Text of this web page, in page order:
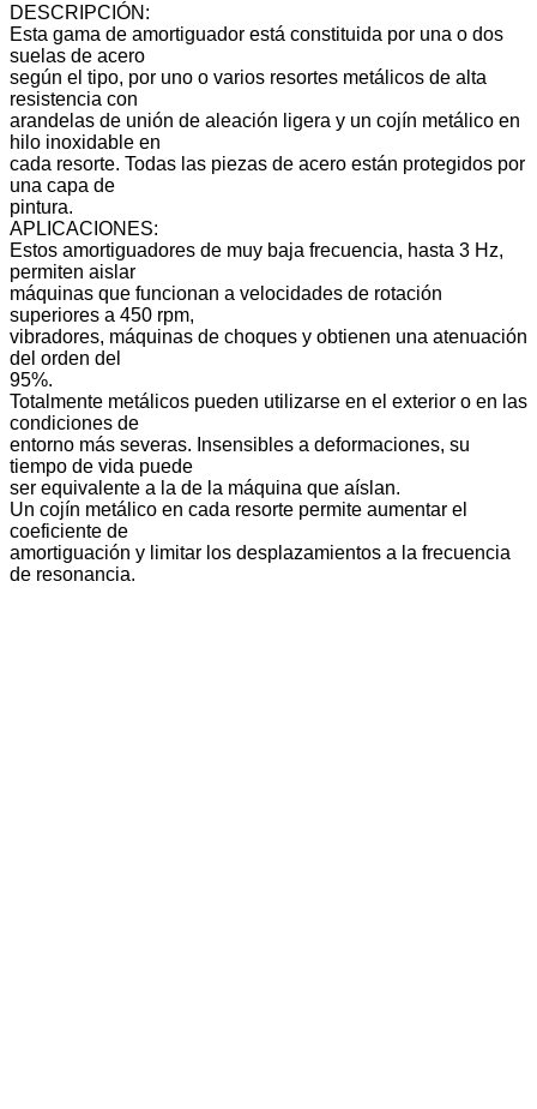
DESCRIPCIÓN:
Esta gama de amortiguador está constituida por una o dos
suelas de acero
según el tipo, por uno o varios resortes metálicos de alta
resistencia con
arandelas de unión de aleación ligera y un cojín metálico en
hilo inoxidable en
cada resorte. Todas las piezas de acero están protegidos por
una capa de
pintura.
APLICACIONES:
Estos amortiguadores de muy baja frecuencia, hasta 3 Hz,
permiten aislar
máquinas que funcionan a velocidades de rotación
superiores a 450 rpm,
vibradores, máquinas de choques y obtienen una atenuación
del orden del
95%.
Totalmente metálicos pueden utilizarse en el exterior o en las
condiciones de
entorno más severas. Insensibles a deformaciones, su
tiempo de vida puede
ser equivalente a la de la máquina que aíslan.
Un cojín metálico en cada resorte permite aumentar el
coeficiente de
amortiguación y limitar los desplazamientos a la frecuencia
de resonancia.